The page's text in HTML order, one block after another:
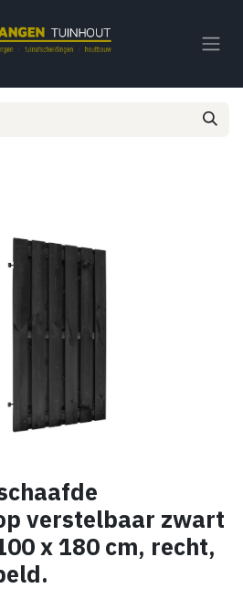
verstelbaar zwart
x 180 cm, recht,